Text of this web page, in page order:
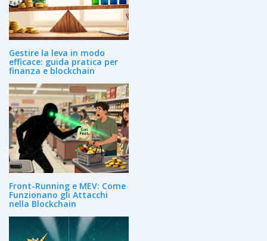
Gestire la leva in modo
efficace: guida pratica per
finanza e blockchain
Front-Running e MEV: Come
Funzionano gli Attacchi
nella Blockchain